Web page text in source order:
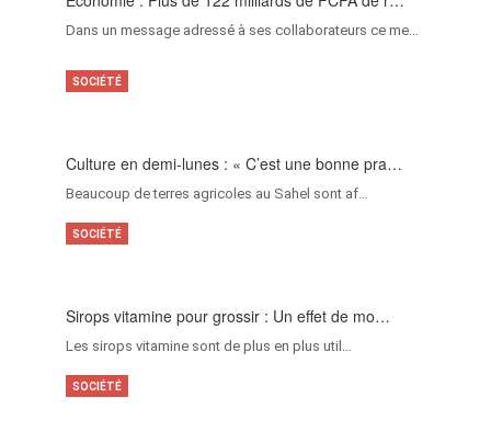
Dans un message adressé à ses collaborateurs ce me…
Culture en demi-lunes : « C’est une bonne pra…
Beaucoup de terres agricoles au Sahel sont af…
SOCIÉTÉ
Sirops vitamine pour grossir : Un effet de mo…
Les sirops vitamine sont de plus en plus util…
SOCIÉTÉ
SOCIÉTÉ